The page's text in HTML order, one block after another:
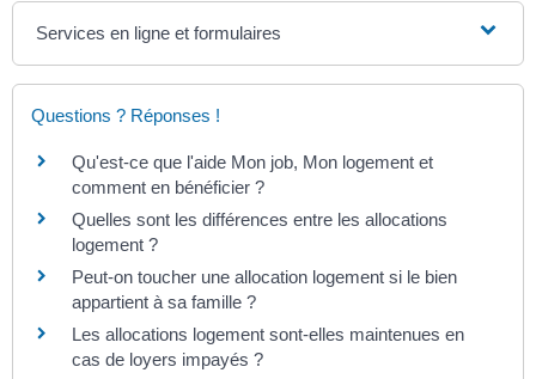
Services en ligne et formulaires
Questions ? Réponses !
Qu'est-ce que l'aide Mon job, Mon logement et
comment en bénéficier ?
Quelles sont les différences entre les allocations
logement ?
Peut-on toucher une allocation logement si le bien
appartient à sa famille ?
Les allocations logement sont-elles maintenues en
cas de loyers impayés ?